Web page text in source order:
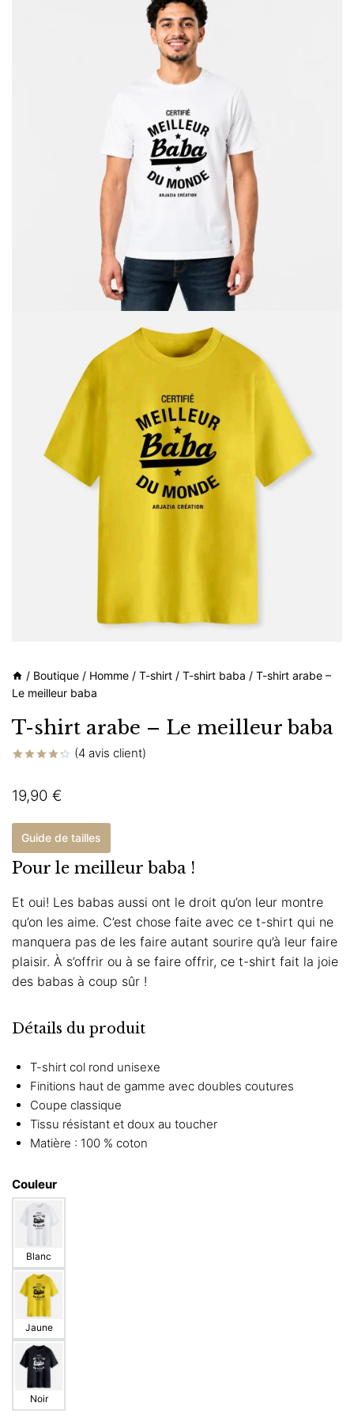
/ Boutique / Homme / T-shirt / T-shirt baba / T-shirt arabe –
Le meilleur baba
T-shirt arabe – Le meilleur baba
5 basé
client
(4 avis client)
19,90 €
Guide de tailles
Pour le meilleur baba !
Et oui! Les babas aussi ont le droit qu’on leur montre
qu’on les aime. C’est chose faite avec ce t-shirt qui ne
manquera pas de les faire autant sourire qu’à leur faire
plaisir. À s’offrir ou à se faire offrir, ce t-shirt fait la joie
des babas à coup sûr !
Détails du produit
T-shirt col rond unisexe
Finitions haut de gamme avec doubles coutures
Coupe classique
Tissu résistant et doux au toucher
Matière : 100 % coton
Couleur
Blanc
Jaune
Noir